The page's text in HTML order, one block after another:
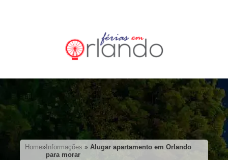
Home» Informações »Alugar apartamento em Orlando
para morar